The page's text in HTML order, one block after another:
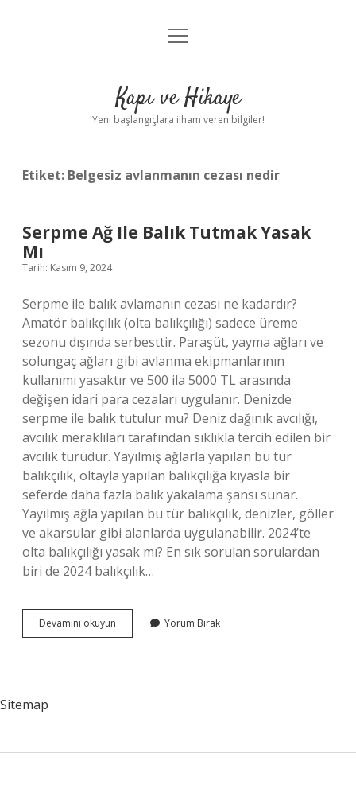
Anasayfa
Yasal Uyarı
menüyü
Kapı ve Hikaye
Yeni başlangıçlara ilham veren bilgiler!
Etiket: Belgesiz avlanmanın cezası nedir
Serpme Ağ Ile Balık Tutmak Yasak
Mı
Tarih: Kasım 9, 2024
Serpme ile balık avlamanın cezası ne kadardır?
Amatör balıkçılık (olta balıkçılığı) sadece üreme
sezonu dışında serbesttir. Paraşüt, yayma ağları ve
solungaç ağları gibi avlanma ekipmanlarının
kullanımı yasaktır ve 500 ila 5000 TL arasında
değişen idari para cezaları uygulanır. Denizde
serpme ile balık tutulur mu? Deniz dağınık avcılığı,
avcılık meraklıları tarafından sıklıkla tercih edilen bir
avcılık türüdür. Yayılmış ağlarla yapılan bu tür
balıkçılık, oltayla yapılan balıkçılığa kıyasla bir
seferde daha fazla balık yakalama şansı sunar.
Yayılmış ağla yapılan bu tür balıkçılık, denizler, göller
ve akarsular gibi alanlarda uygulanabilir. 2024’te
olta balıkçılığı yasak mı? En sık sorulan sorulardan
biri de 2024 balıkçılık…
Devamını okuyun
Ağ
Yorum Bırak
Sitemap